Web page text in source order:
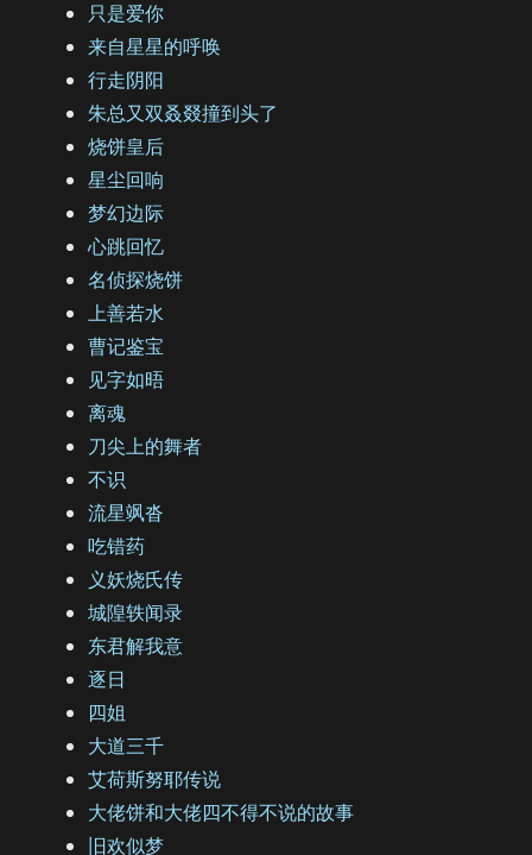
只是爱你
来自星星的呼唤
行走阴阳
朱总又双叒叕撞到头了
烧饼皇后
星尘回响
梦幻边际
心跳回忆
名侦探烧饼
上善若水
曹记鉴宝
见字如晤
离魂
刀尖上的舞者
不识
流星飒沓
吃错药
义妖烧氏传
城隍轶闻录
东君解我意
逐日
四姐
大道三千
艾荷斯努耶传说
大佬饼和大佬四不得不说的故事
旧欢似梦